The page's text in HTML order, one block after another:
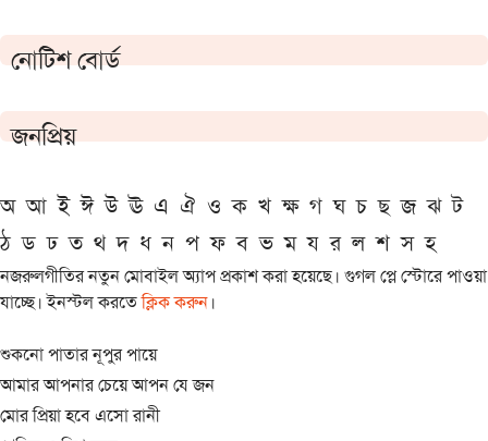
নোটিশ বোর্ড
জনপ্রিয়
অ আ ই ঈ উ ঊ এ ঐ ও ক খ ক্ষ গ ঘ চ ছ জ ঝ ট
ঠ ড ঢ ত থ দ ধ ন প ফ ব ভ ম য র ল শ স হ
নজরুলগীতির নতুন মোবাইল অ্যাপ প্রকাশ করা হয়েছে। গুগল প্লে স্টোরে পাওয়া
যাচ্ছে। ইনস্টল করতেক্লিক করুন।
শুকনো পাতার নূপুর পায়ে
আমার আপনার চেয়ে আপন যে জন
মোর প্রিয়া হবে এসো রানী